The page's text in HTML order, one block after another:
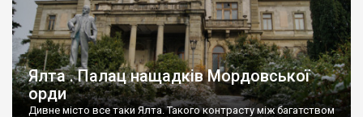
Ялта . Палац нащадків Мордовської
орди
Дивне місто все таки Ялта. Такого контрасту між багатством